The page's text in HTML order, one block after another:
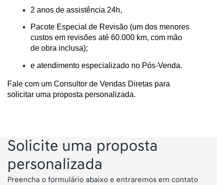
2 anos de assistência 24h,
Pacote Especial de Revisão (um dos menores
custos em revisões até 60.000 km, com mão
de obra inclusa);
e atendimento especializado no Pós-Venda.
Fale com um Consultor de Vendas Diretas para
solicitar uma proposta personalizada.
Solicite uma proposta
personalizada
Preencha o formulário abaixo e entraremos em contato